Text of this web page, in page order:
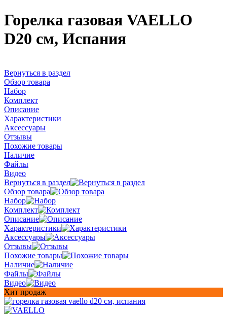
Горелка газовая VAELLO
D20 см, Испания
Вернуться в раздел
Обзор товара
Набор
Комплект
Описание
Характеристики
Аксессуары
Отзывы
Похожие товары
Наличие
Файлы
Видео
Вернуться в раздел
Обзор товара
Набор
Комплект
Описание
Характеристики
Аксессуары
Отзывы
Похожие товары
Наличие
Файлы
Видео
Хит продаж